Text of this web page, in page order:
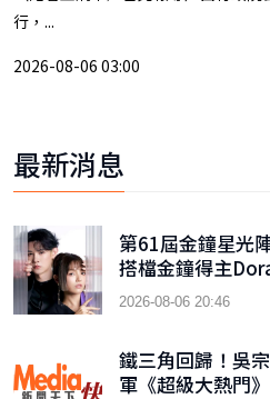
行，...
2026-08-06 03:00
最新消息
第61屆金鐘星光
搭檔金鐘得主
檔木木
2026-08-06 20:46
鐵三角回歸！吳
軍《超級大熱門